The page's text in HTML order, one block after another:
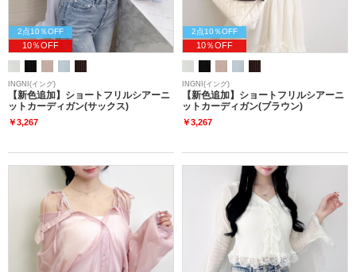
2点10％OFF
10％OFF
INGNI(イング)
【新色追加】ショートフリルシアーニ
ットカーディガン(サックス)
￥3,267
2点10％OFF
10％OFF
INGNI(イング)
【新色追加】ショートフリルシアーニ
ットカーディガン(ブラウン)
￥3,267